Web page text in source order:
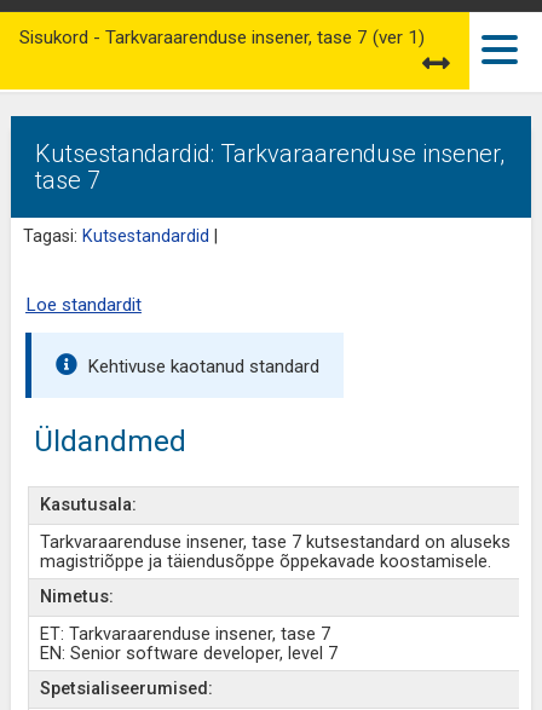
Kutsestandardid: Tarkvaraarenduse insener,
tase 7
Tagasi: Kutsestandardid
Sisukord - Tarkvaraarenduse insener, tase 7 (ver 1)
Loe standardit
Kehtivuse kaotanud standard
Üldandmed
Kasutusala:
Tarkvaraarenduse insener, tase 7 kutsestandard on aluseks
magistriõppe ja täiendusõppe õppekavade koostamisele.
Nimetus:
ET: Tarkvaraarenduse insener, tase 7
EN: Senior software developer, level 7
Spetsialiseerumised: